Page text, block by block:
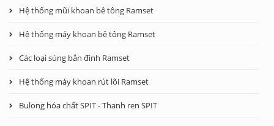
Hệ thống mũi khoan bê tông Ramset
Hệ thống máy khoan bê tông Ramset
Các loại súng bắn đinh Ramset
Hệ thống máy khoan rút lõi Ramset
Bulong hóa chất SPIT - Thanh ren SPIT